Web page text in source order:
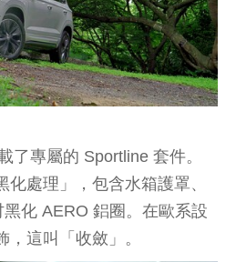
了專屬的 Sportline 套件。
處理」，包含水箱護罩、
化 AERO 鋁圈。在歐系設
這叫「收斂」。